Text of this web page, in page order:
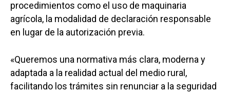
procedimientos como el uso de maquinaria
agrícola, la modalidad de declaración responsable
en lugar de la autorización previa.
«Queremos una normativa más clara, moderna y
adaptada a la realidad actual del medio rural,
facilitando los trámites sin renunciar a la seguridad